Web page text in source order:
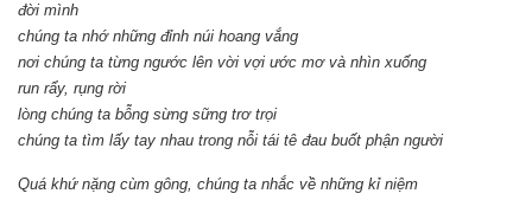
đời mình
chúng ta nhớ những đỉnh núi hoang vắng
nơi chúng ta từng ngước lên vời vợi ước mơ và nhìn xuống
run rẩy, rụng rời
lòng chúng ta bỗng sừng sững trơ trọi
chúng ta tìm lấy tay nhau trong nỗi tái tê đau buốt phận người
Quá khứ nặng cùm gông, chúng ta nhắc về những kỉ niệm